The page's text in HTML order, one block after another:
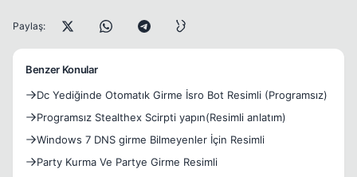
Paylaş:
Benzer Konular
Dc Yediğinde Otomatık Girme İsro Bot Resimli (Programsız)
Programsız Stealthex Scirpti yapın(Resimli anlatım)
Windows 7 DNS girme Bilmeyenler İçin Resimli
Party Kurma Ve Partye Girme Resimli